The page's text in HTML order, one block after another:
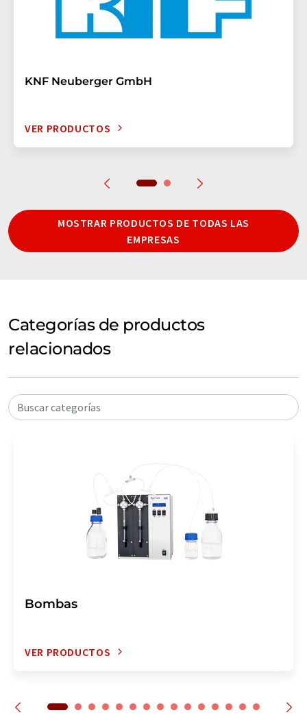
KNF Neuberger GmbH
VER PRODUCTOS
MOSTRAR PRODUCTOS DE TODAS LAS
EMPRESAS
Categorías de productos
relacionados
Buscar categorías
Bombas
VER PRODUCTOS